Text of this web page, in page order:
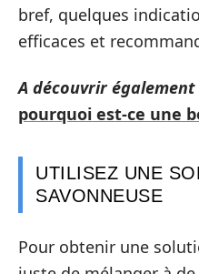
bref, quelques
efficaces et
A découvrir également
pourquoi est-ce une
UTILISEZ UNE
SAVONNEUSE
Pour obtenir une